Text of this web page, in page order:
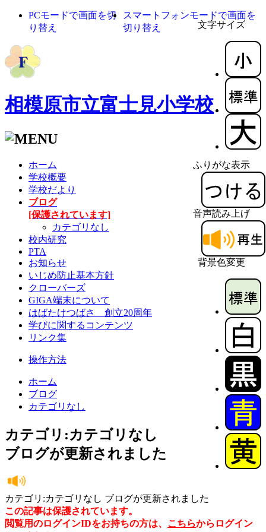
文字サイズ
ふりがな表示
音声読み上げ
背景色変更
PCモードで画面を切
り替え
スマートフォンモードで画面を
切り替え
相模原市立富士見小学校
ホーム
学校概要
学校だより
ブログ
[保護されています]
カテゴリなし
校内研究
PTA
お知らせ
いじめ防止基本方針
クローバーズ
GIGA端末について
はばたけつばさ 創立20周年
学びに関するコンテンツ
リンク集
操作方法
ホーム
ブログ
カテゴリなし
カテゴリ:カテゴリなし
ブログが更新されました
カテゴリ:カテゴリなし ブログが更新されました
この記事は保護されています。
閲覧用のログインIDをお持ちの方は、 こちらからログイン